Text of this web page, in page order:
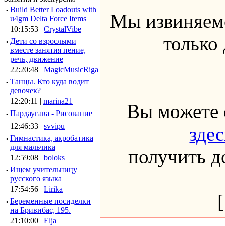
· Build Better Loadouts with
u4gm Delta Force Items
10:15:53 | CrystalVibe
· Дети со взрослыми
вместе занятия пение,
речь, движение
22:20:48 | MagicMusicRiga
· Танцы. Кто куда водит
девочек?
12:20:11 | marina21
· Пардаугава - Рисование
12:46:33 | svvipu
· Гимнастика, акробатика
для мальчика
12:59:08 | boloks
· Ищем учительницу
русского языка
17:54:56 | Lirika
· Беременные посиделки
на Бривибас, 195.
21:10:00 | Elja
Мы
Вы можете
получить